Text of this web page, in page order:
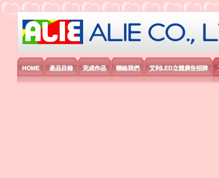
艾利國際電子有限公司
HOME 產品目錄 完成作品 聯絡我們 艾利LED立體廣告招牌